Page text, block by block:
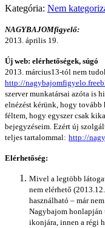
Kategória: Nem
NAGYBAJOMfigyelő:
2013. április 19.
Új web: elérhetőségek, súgó
2013. március13-tól nem
http://
szerver munkatársai azóta is
elnézést kérünk, hogy
féltem, hogy egyszer csak
bejegyzéseim. Ezért új
teljes tartalommal: http://
Elérhetőség:
Mivel a legtöbb
nem elérhető
használható – már
Nagybajom honlapján
ikonjára, innen a régi